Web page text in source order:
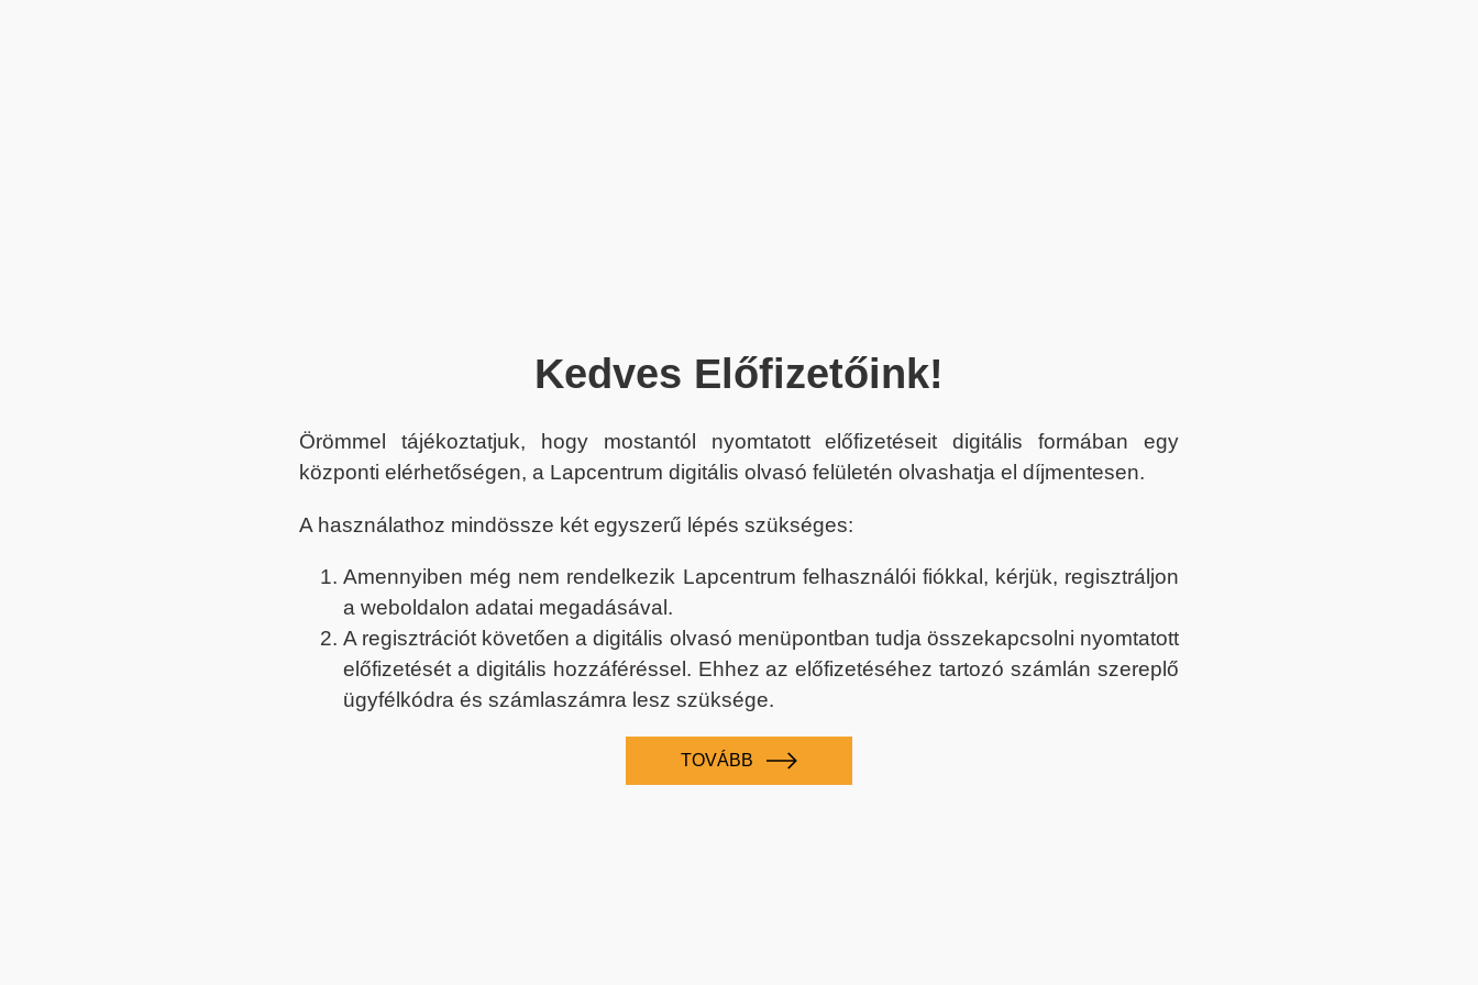
Kedves Előfizetőink!
Örömmel tájékoztatjuk, hogy mostantól nyomtatott előfizetéseit digitális formában egy
központi elérhetőségen, a Lapcentrum digitális olvasó felületén olvashatja el díjmentesen.
A használathoz mindössze két egyszerű lépés szükséges:
Amennyiben még nem rendelkezik Lapcentrum felhasználói fiókkal, kérjük, regisztráljon
a weboldalon adatai megadásával.
A regisztrációt követően a digitális olvasó menüpontban tudja összekapcsolni nyomtatott
előfizetését a digitális hozzáféréssel. Ehhez az előfizetéséhez tartozó számlán szereplő
ügyfélkódra és számlaszámra lesz szüksége.
TOVÁBB